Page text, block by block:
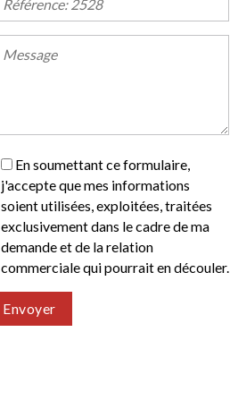
En soumettant ce formulaire,
j'accepte que mes informations
soient utilisées, exploitées, traitées
exclusivement dans le cadre de ma
demande et de la relation
commerciale qui pourrait en découler.
Envoyer